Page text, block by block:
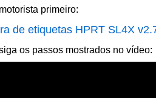
motorista primeiro:
de etiquetas HPRT SL4X
os passos mostrados no vídeo: